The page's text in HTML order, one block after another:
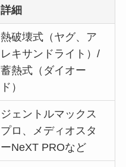
詳細
熱破壊式（ヤグ、ア
レキサンドライト）/
蓄熱式（ダイオー
ド）
ジェントルマックス
プロ、メディオスタ
ーNeXT PROなど